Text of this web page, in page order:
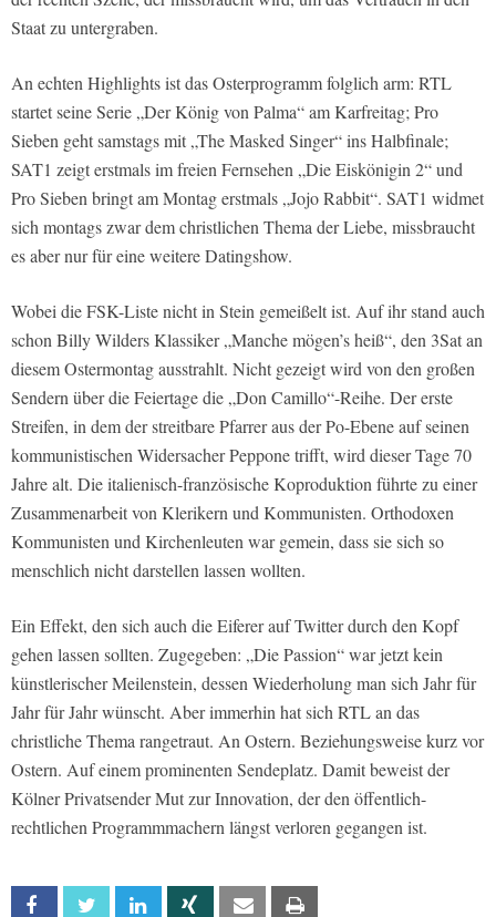
Staat zu untergraben.
An echten Highlights ist das Osterprogramm folglich arm: RTL
startet seine Serie „Der König von Palma“ am Karfreitag; Pro
Sieben geht samstags mit „The Masked Singer“ ins Halbfinale;
SAT1 zeigt erstmals im freien Fernsehen „Die Eiskönigin 2“ und
Pro Sieben bringt am Montag erstmals „Jojo Rabbit“. SAT1 widmet
sich montags zwar dem christlichen Thema der Liebe, missbraucht
es aber nur für eine weitere Datingshow.
Wobei die FSK-Liste nicht in Stein gemeißelt ist. Auf ihr stand auch
schon Billy Wilders Klassiker „Manche mögen’s heiß“, den 3Sat an
diesem Ostermontag ausstrahlt. Nicht gezeigt wird von den großen
Sendern über die Feiertage die „Don Camillo“-Reihe. Der erste
Streifen, in dem der streitbare Pfarrer aus der Po-Ebene auf seinen
kommunistischen Widersacher Peppone trifft, wird dieser Tage 70
Jahre alt. Die italienisch-französische Koproduktion führte zu einer
Zusammenarbeit von Klerikern und Kommunisten. Orthodoxen
Kommunisten und Kirchenleuten war gemein, dass sie sich so
menschlich nicht darstellen lassen wollten.
Ein Effekt, den sich auch die Eiferer auf Twitter durch den Kopf
gehen lassen sollten. Zugegeben: „Die Passion“ war jetzt kein
künstlerischer Meilenstein, dessen Wiederholung man sich Jahr für
Jahr für Jahr wünscht. Aber immerhin hat sich RTL an das
christliche Thema rangetraut. An Ostern. Beziehungsweise kurz vor
Ostern. Auf einem prominenten Sendeplatz. Damit beweist der
Kölner Privatsender Mut zur Innovation, der den öffentlich-
rechtlichen Programmmachern längst verloren gegangen ist.
Facebook Twitter Linkedin Xing Email